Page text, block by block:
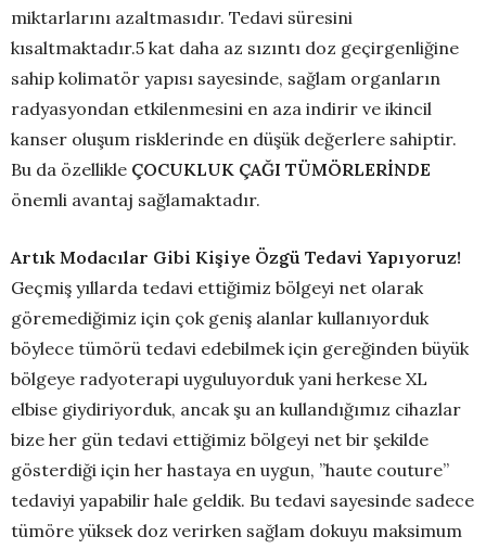
miktarlarını azaltmasıdır. Tedavi süresini
kısaltmaktadır.5 kat daha az sızıntı doz geçirgenliğine
sahip kolimatör yapısı sayesinde, sağlam organların
radyasyondan etkilenmesini en aza indirir ve ikincil
kanser oluşum risklerinde en düşük değerlere sahiptir.
Bu da özellikle ÇOCUKLUK ÇAĞI TÜMÖRLERİNDE
önemli avantaj sağlamaktadır.
Artık Modacılar Gibi Kişiye Özgü Tedavi Yapıyoruz!
Geçmiş yıllarda tedavi ettiğimiz bölgeyi net olarak
göremediğimiz için çok geniş alanlar kullanıyorduk
böylece tümörü tedavi edebilmek için gereğinden büyük
bölgeye radyoterapi uyguluyorduk yani herkese XL
elbise giydiriyorduk, ancak şu an kullandığımız cihazlar
bize her gün tedavi ettiğimiz bölgeyi net bir şekilde
gösterdiği için her hastaya en uygun, ’’haute couture’’
tedaviyi yapabilir hale geldik. Bu tedavi sayesinde sadece
tümöre yüksek doz verirken sağlam dokuyu maksimum